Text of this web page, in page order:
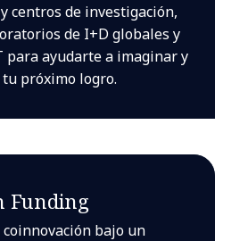
centros de investigación,
de I+D globales y
para ayudarte a imaginar y
próximo logro.
Funding
coinnovación bajo un